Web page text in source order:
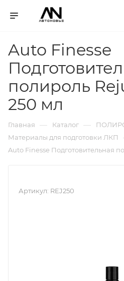
Auto Finesse
полироль
250 мл
Главная — Каталог —
Материалы для подготовки ЛКП
Auto Finesse Подготовительная
Артикул: REJ250